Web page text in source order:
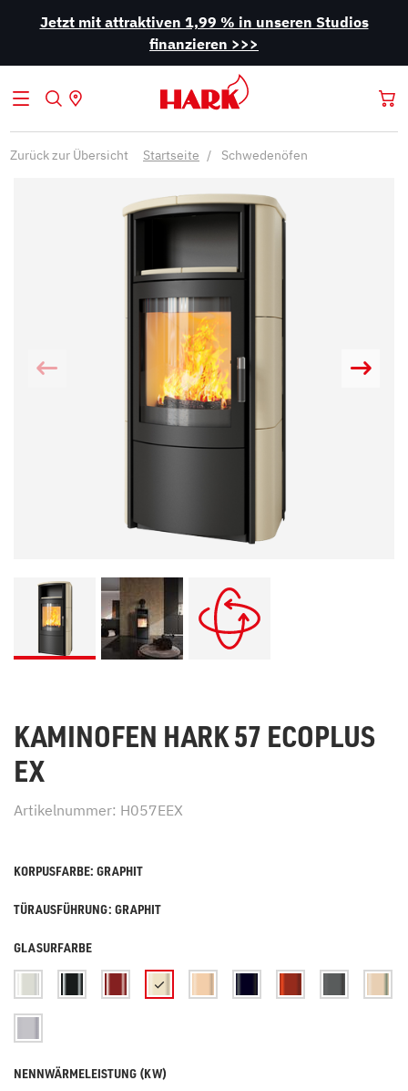
Jetzt mit attraktiven 1,99 % in unseren Studios
finanzieren >>>
Zurück zur Übersicht Startseite Schwedenöfen
KAMINOFEN HARK 57 ECOPLUS
EX
Artikelnummer: H057EEX
KORPUSFARBE: GRAPHIT
TÜRAUSFÜHRUNG: GRAPHIT
GLASURFARBE
NENNWÄRMELEISTUNG (KW)